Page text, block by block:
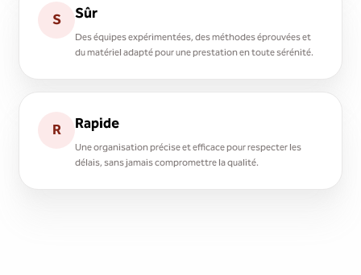
S Sûr
Des équipes expérimentées, des méthodes éprouvées et
du matériel adapté pour une prestation en toute sérénité.
R Rapide
Une organisation précise et efficace pour respecter les
délais, sans jamais compromettre la qualité.